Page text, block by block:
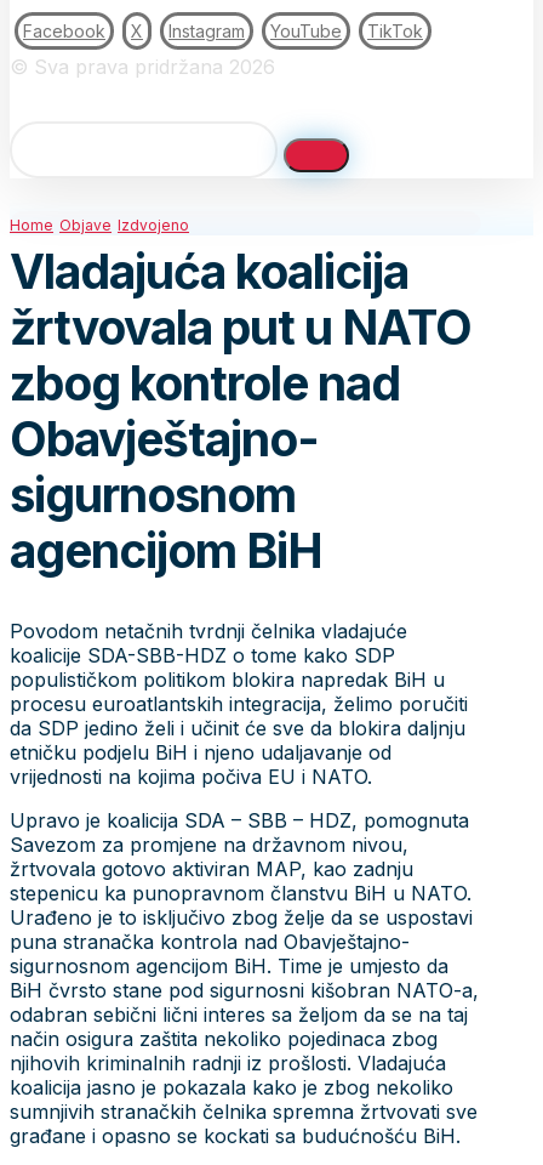
Facebook X Instagram YouTube TikTok
© Sva prava pridržana 2026
Home Objave Izdvojeno
Vladajuća koalicija
žrtvovala put u NATO
zbog kontrole nad
Obavještajno-
sigurnosnom
agencijom BiH
Povodom netačnih tvrdnji čelnika vladajuće
koalicije SDA-SBB-HDZ o tome kako SDP
populističkom politikom blokira napredak BiH u
procesu euroatlantskih integracija, želimo poručiti
da SDP jedino želi i učinit će sve da blokira daljnju
etničku podjelu BiH i njeno udaljavanje od
vrijednosti na kojima počiva EU i NATO.
Upravo je koalicija SDA – SBB – HDZ, pomognuta
Savezom za promjene na državnom nivou,
žrtvovala gotovo aktiviran MAP, kao zadnju
stepenicu ka punopravnom članstvu BiH u NATO.
Urađeno je to isključivo zbog želje da se uspostavi
puna stranačka kontrola nad Obavještajno-
sigurnosnom agencijom BiH. Time je umjesto da
BiH čvrsto stane pod sigurnosni kišobran NATO-a,
odabran sebični lični interes sa željom da se na taj
način osigura zaštita nekoliko pojedinaca zbog
njihovih kriminalnih radnji iz prošlosti. Vladajuća
koalicija jasno je pokazala kako je zbog nekoliko
sumnjivih stranačkih čelnika spremna žrtvovati sve
građane i opasno se kockati sa budućnošću BiH.